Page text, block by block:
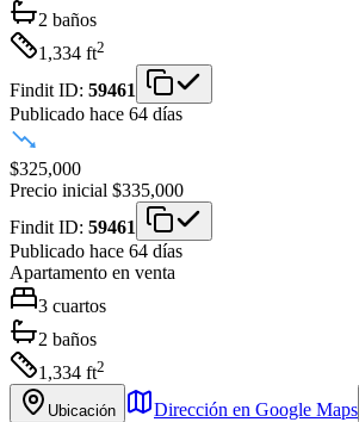
2 baños
1,334 ft2
Findit ID: 59461
Publicado hace 64 días
$325,000
Precio inicial $335,000
Findit ID: 59461
Publicado hace 64 días
Apartamento en venta
3 cuartos
2 baños
1,334 ft2
Ubicación Dirección en Google Maps